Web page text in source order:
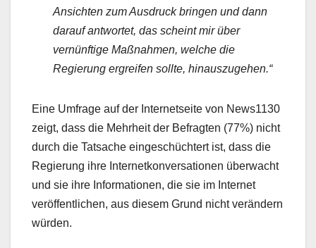
Ansichten zum Ausdruck bringen und dann
darauf antwortet, das scheint mir über
vernünftige Maßnahmen, welche die
Regierung ergreifen sollte, hinauszugehen.“
Eine Umfrage auf der Internetseite von News1130
zeigt, dass die Mehrheit der Befragten (77%) nicht
durch die Tatsache eingeschüchtert ist, dass die
Regierung ihre Internetkonversationen überwacht
und sie ihre Informationen, die sie im Internet
veröffentlichen, aus diesem Grund nicht verändern
würden.